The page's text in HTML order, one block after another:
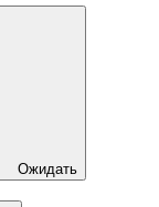
Ожидать